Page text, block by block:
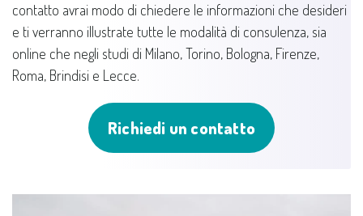
contatto avrai modo di chiedere le informazioni che desideri
e ti verranno illustrate tutte le modalità di consulenza, sia
online che negli studi di Milano, Torino, Bologna, Firenze,
Roma, Brindisi e Lecce.
Richiedi un contatto